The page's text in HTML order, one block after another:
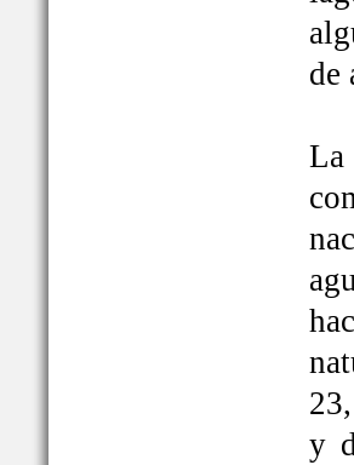
de
La
y